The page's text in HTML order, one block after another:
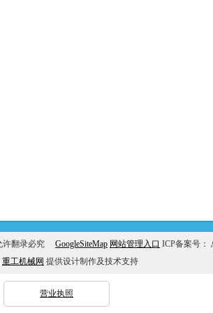
许翻录必究 GoogleSiteMap 网站管理入口 ICP备案号：
重工机械网 提供设计制作及技术支持
营业执照